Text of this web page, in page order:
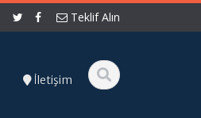
Teklif Alın
İletişim